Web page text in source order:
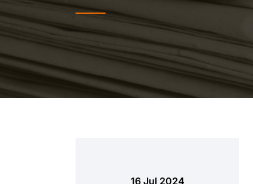
16 Jul 2024